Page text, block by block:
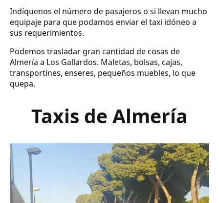
Indíquenos el número de pasajeros o si llevan mucho
equipaje para que podamos enviar el taxi idóneo a
sus requerimientos.
Podemos trasladar gran cantidad de cosas de
Almería a Los Gallardos. Maletas, bolsas, cajas,
transportines, enseres, pequeños muebles, lo que
quepa.
Taxis de Almería